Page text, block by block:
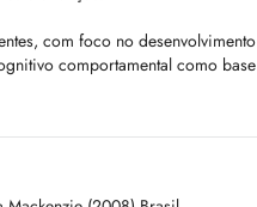
com foco no desenvolvimento
comportamental como base
baseadas em evidências na
integra conhecimento científico
de cada pessoa, oferecendo